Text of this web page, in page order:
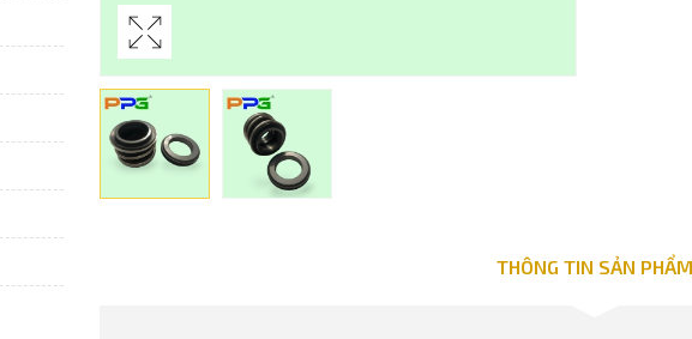
THÔNG TIN SẢN PHẨM